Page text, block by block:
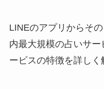
LINEのアプリからそ
内最大規模の占いサー
ービスの特徴を詳しく